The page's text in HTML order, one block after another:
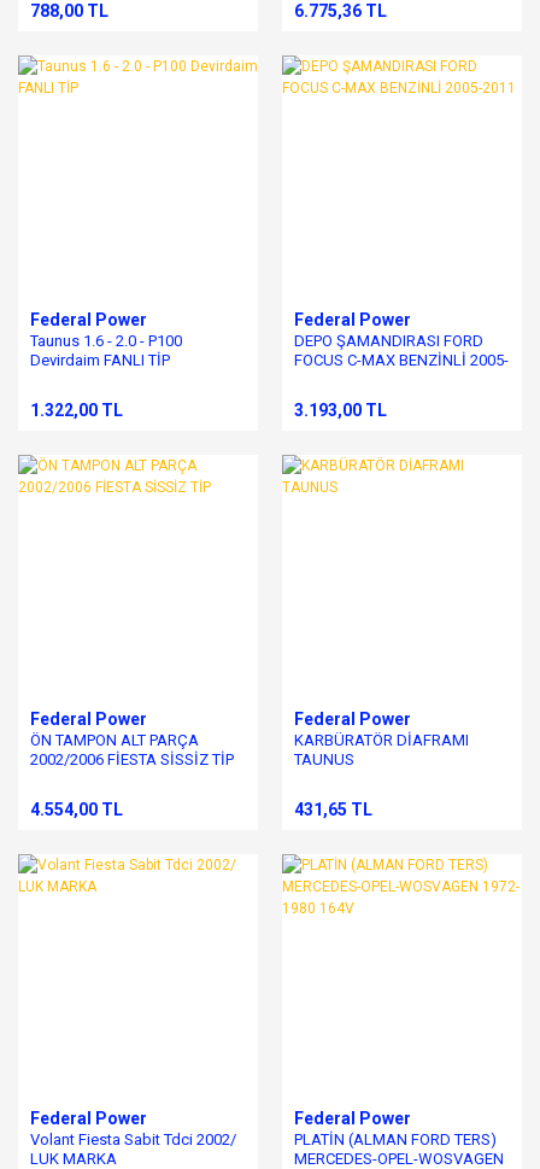
788,00 TL 6.775,36 TL
Federal Power
Taunus 1.6 - 2.0 - P100
Devirdaim FANLI TİP
1.322,00 TL
Federal Power
DEPO ŞAMANDIRASI FORD
FOCUS C-MAX BENZİNLİ 2005-
3.193,00 TL
Federal Power
ÖN TAMPON ALT PARÇA
2002/2006 FİESTA SİSSİZ TİP
4.554,00 TL
Federal Power
KARBÜRATÖR DİAFRAMI
TAUNUS
431,65 TL
Federal Power
Volant Fiesta Sabit Tdci 2002/
LUK MARKA
Federal Power
PLATİN (ALMAN FORD TERS)
MERCEDES-OPEL-WOSVAGEN